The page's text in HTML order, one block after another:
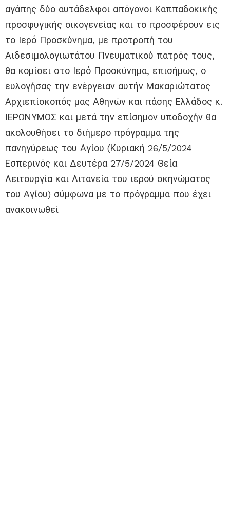
αγάπης δύο αυτάδελφοι απόγονοι Καππαδοκικής
προσφυγικής οικογενείας και το προσφέρουν εις
το Ιερό Προσκύνημα, με προτροπή του
Αιδεσιμολογιωτάτου Πνευματικού πατρός τους,
θα κομίσει στο Ιερό Προσκύνημα, επισήμως, ο
ευλογήσας την ενέργειαν αυτήν Μακαριώτατος
Αρχιεπίσκοπός μας Αθηνών και πάσης Ελλάδος κ.
ΙΕΡΩΝΥΜΟΣ και μετά την επίσημον υποδοχήν θα
ακολουθήσει το διήμερο πρόγραμμα της
πανηγύρεως του Αγίου (Κυριακή 26/5/2024
Εσπερινός και Δευτέρα 27/5/2024 Θεία
Λειτουργία και Λιτανεία του ιερού σκηνώματος
του Αγίου) σύμφωνα με το πρόγραμμα που έχει
ανακοινωθεί